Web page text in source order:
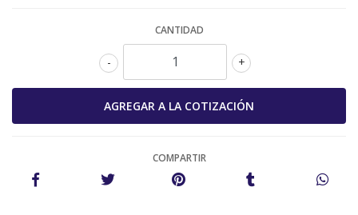
CANTIDAD
+
-
COMPARTIR